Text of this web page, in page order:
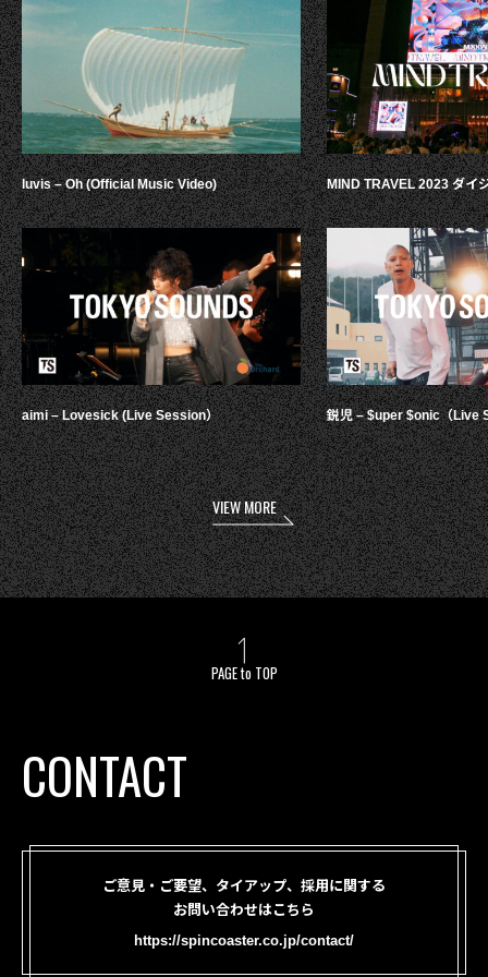
luvis – Oh (Official Music Video)
aimi – Lovesick (Live Session）
MIND TRAVEL 2023 ダイ
鋭児 – $uper $onic（Live
VIEW MORE
PAGE to TOP
CONTACT
ご意見・ご要望、タイアップ、採用に関する
お問い合わせはこちら
https://spincoaster.co.jp/contact/